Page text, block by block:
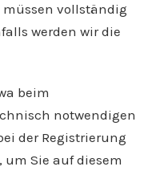
vollständig
werden wir die
beim
notwendigen
der Registrierung
um Sie auf diesem